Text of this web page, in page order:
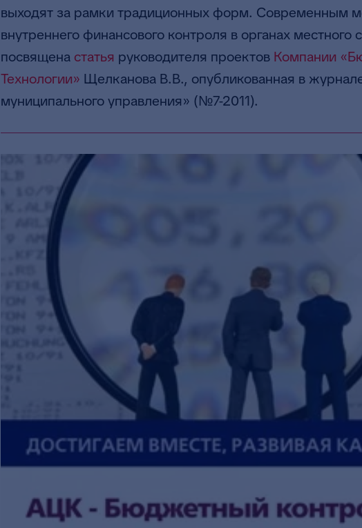
выходят за рамки традиционных форм. Современным
внутреннего финансового контроля в органах местного
посвящена статья руководителя проектов Компании
Технологии» Щелканова В.В., опубликованная в
муниципального управления» (№7-2011).